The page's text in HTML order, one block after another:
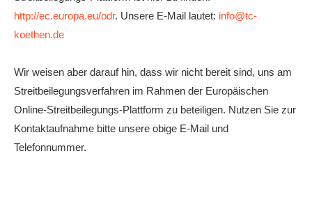
http://ec.europa.eu/odr. Unsere E-Mail lautet: info@tc-
koethen.de
Wir weisen aber darauf hin, dass wir nicht bereit sind, uns am
Streitbeilegungsverfahren im Rahmen der Europäischen
Online-Streitbeilegungs-Plattform zu beteiligen. Nutzen Sie zur
Kontaktaufnahme bitte unsere obige E-Mail und
Telefonnummer.